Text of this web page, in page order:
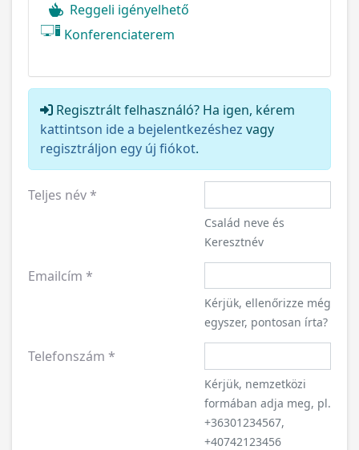
Reggeli igényelhető
Konferenciaterem
Regisztrált felhasználó? Ha igen, kérem
kattintson ide a bejelentkezéshez vagy
regisztráljon egy új fiókot.
Teljes név*
Család neve és
Keresztnév
Emailcím *
Kérjük, ellenőrizze még
egyszer, pontosan írta?
Telefonszám *
Kérjük, nemzetközi
formában adja meg, pl.
+36301234567,
+40742123456